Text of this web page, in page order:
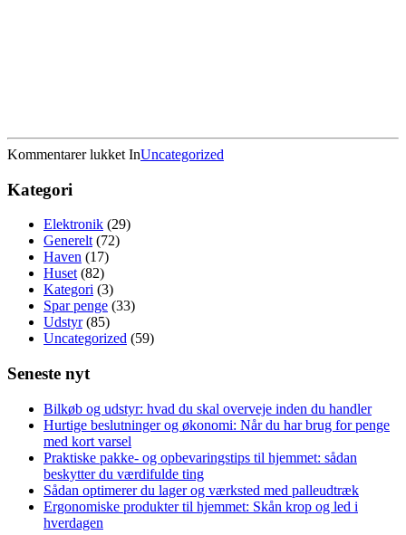
Kommentarer lukkettil
fødder
til
InUncategorized
Kategori
Elektronik (29)
Generelt (72)
Haven (17)
Huset (82)
Kategori (3)
Spar penge (33)
Udstyr(85)
Uncategorized (59)
Seneste nyt
Bilkøb og udstyr: hvad du skal overveje inden du handler
Hurtige beslutninger og økonomi: Når du har brug for penge
med kort varsel
Praktiske pakke- og opbevaringstips til hjemmet: sådan
beskytter du værdifulde ting
Sådan optimerer du lager og værksted med palleudtræk
Ergonomiske produkter til hjemmet: Skån krop og led i
hverdagen